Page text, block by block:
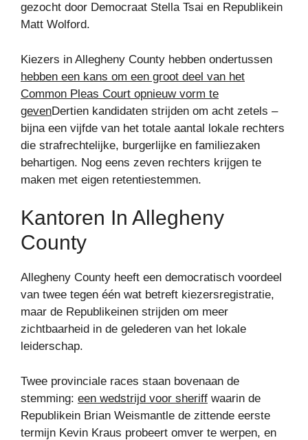
gezocht door Democraat Stella Tsai en Republikein
Matt Wolford.
Kiezers in Allegheny County hebben ondertussen
hebben een kans om een ​​groot deel van het
Common Pleas Court opnieuw vorm te
gevenDertien kandidaten strijden om acht zetels –
bijna een vijfde van het totale aantal lokale rechters
die strafrechtelijke, burgerlijke en familiezaken
behartigen. Nog eens zeven rechters krijgen te
maken met eigen retentiestemmen.
Kantoren In Allegheny
County
Allegheny County heeft een democratisch voordeel
van twee tegen één wat betreft kiezersregistratie,
maar de Republikeinen strijden om meer
zichtbaarheid in de gelederen van het lokale
leiderschap.
Twee provinciale races staan ​​bovenaan de
stemming: een wedstrijd voor sheriff waarin de
Republikein Brian Weismantle de zittende eerste
termijn Kevin Kraus probeert omver te werpen, en